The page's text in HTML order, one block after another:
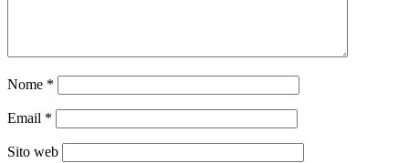
Nome *
Email *
Sito web